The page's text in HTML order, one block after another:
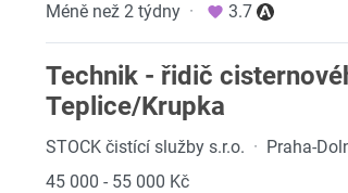
Méně než 2 týdny · 3.7
Technik - řidič
Teplice/Krupka
STOCK čistící služby s.r.o. · Praha-
45 000 - 55 000 Kč